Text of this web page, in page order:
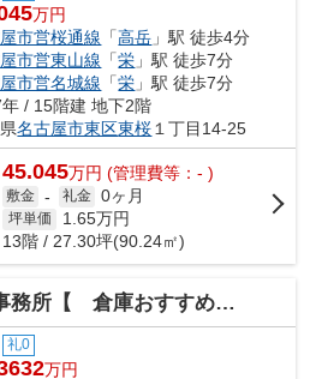
万円
市営桜通線 「高岳 」駅 徒歩4分
市営東山線 「栄 」駅 徒歩7分
市営名城線 「栄 」駅 徒歩7分
/ 15階建 地下2階
名古屋市東区東桜１丁目14-25
45.045万円 (管理費等：- )
敷金 - 礼金 0ヶ月
坪単価 1.65万円
13階 / 27.30坪(90.24㎡)
務所【 倉庫おすすめ 】
礼0
万円